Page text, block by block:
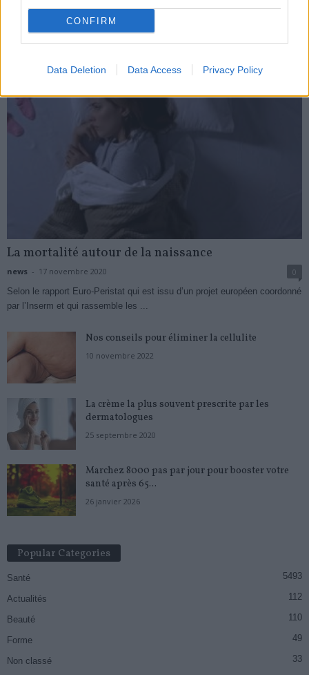
CONFIRM
Data Deletion Data Access Privacy Policy
My Favorites
La mortalité autour de la naissance
news - 17 novembre 2020
0
Selon le rapport Euro-Peristat qui est issu d’un projet européen coordonné
par l’Inserm et qui rassemble les ...
Nos conseils pour éliminer la cellulite
10 novembre 2022
La crème la plus souvent prescrite par les
dermatologues
25 septembre 2020
Marchez 8000 pas par jour pour booster votre
santé après 65...
26 janvier 2026
Popular Categories
Santé 5493
Actualités 112
Beauté 110
Forme 49
Non classé
33